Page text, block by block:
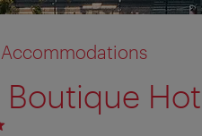
Boutique